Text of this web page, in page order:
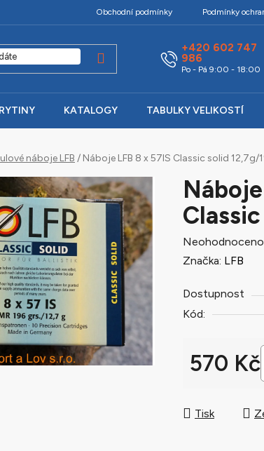
Obchodní podmínky Podmínky
+420 602 747
986
Po - Pá 9:00 - 18:00
KATALOGY TABULKY VELIKOSTÍ
náboje LFB / Náboje LFB 8 x 57IS Classic solid 12,7g/
Průměrné
hodnocení
je
0,0
hvězdiček.
Neohodnoceno
Značka: LFB
Dostupnost
Kód:
570 Kč
Tisk